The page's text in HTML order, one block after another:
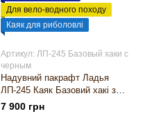
Для вело-водного походу
Каяк для риболовлі
Артикул: ЛП-245 Базовый хаки с
черным
Надувний пакрафт Ладья
ЛП-245 Каяк Базовий хакі з
чорним
7 900 грн